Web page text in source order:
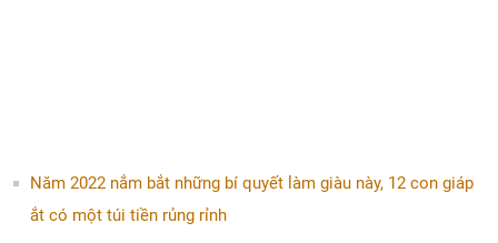
Năm 2022 nắm bắt những bí quyết làm giàu này, 12 con giáp
ắt có một túi tiền rủng rỉnh